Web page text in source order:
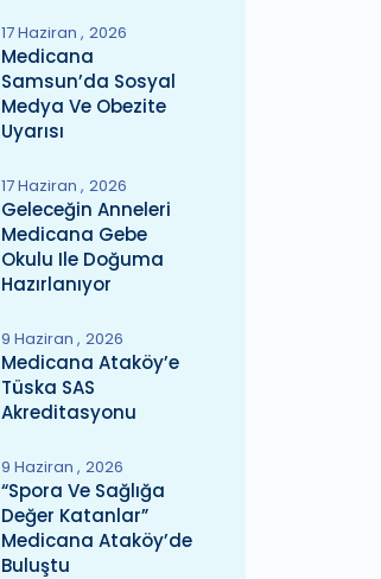
17 Haziran 2026
Medicana
Samsun’da Sosyal
Medya Ve Obezite
Uyarısı
17 Haziran 2026
Geleceğin Anneleri
Medicana Gebe
Okulu Ile Doğuma
Hazırlanıyor
9 Haziran 2026
Medicana Ataköy’e
Tüska SAS
Akreditasyonu
9 Haziran 2026
“Spora Ve Sağlığa
Değer Katanlar”
Medicana Ataköy’de
Buluştu